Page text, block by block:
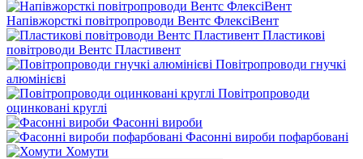
Напівжорсткі повітропроводи Вентс ФлексіВент
Пластикові
повітроводи Вентс Пластивент
Повітропроводи гнучкі
алюмінієві
Повітропроводи
оцинковані круглі
Фасонні вироби
Фасонні вироби пофарбовані
Хомути